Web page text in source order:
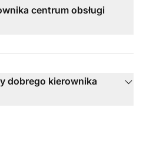
centrum obsługi
dobrego kierownika